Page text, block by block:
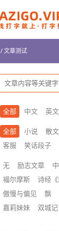
/文章测试
全部 中文 英文
全部 小说 散文
客服
笑话段子
无 励志文章
福尔摩斯
诗经《
傲慢与偏见
飘
嘉莉妹妹
双城记